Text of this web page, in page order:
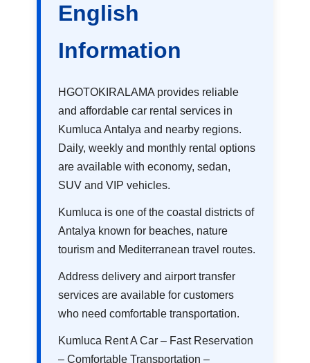
English
Information
HGOTOKIRALAMA provides reliable
and affordable car rental services in
Kumluca Antalya and nearby regions.
Daily, weekly and monthly rental options
are available with economy, sedan,
SUV and VIP vehicles.
Kumluca is one of the coastal districts of
Antalya known for beaches, nature
tourism and Mediterranean travel routes.
Address delivery and airport transfer
services are available for customers
who need comfortable transportation.
Kumluca Rent A Car – Fast Reservation
– Comfortable Transportation –